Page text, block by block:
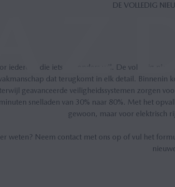
DE VOLLEDIG
iedereen die iets bijzonders wil. De volledig
dat terugkomt in elk detail. Binnenin
terwijl geavanceerde veiligheidssystemen zorgen
minuten snelladen van 30% naar 80%. Met het
gewoon, maar voor elektrisch
weten? Neem contact met ons op of vul het